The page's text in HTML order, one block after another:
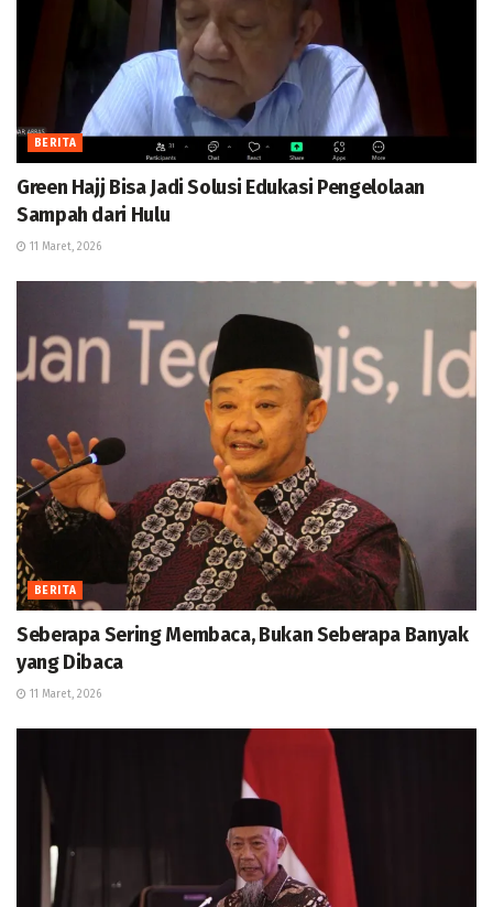
BERITA
Green Hajj Bisa Jadi Solusi Edukasi Pengelolaan
Sampah dari Hulu
11 Maret, 2026
BERITA
Seberapa Sering Membaca, Bukan Seberapa Banyak
yang Dibaca
11 Maret, 2026